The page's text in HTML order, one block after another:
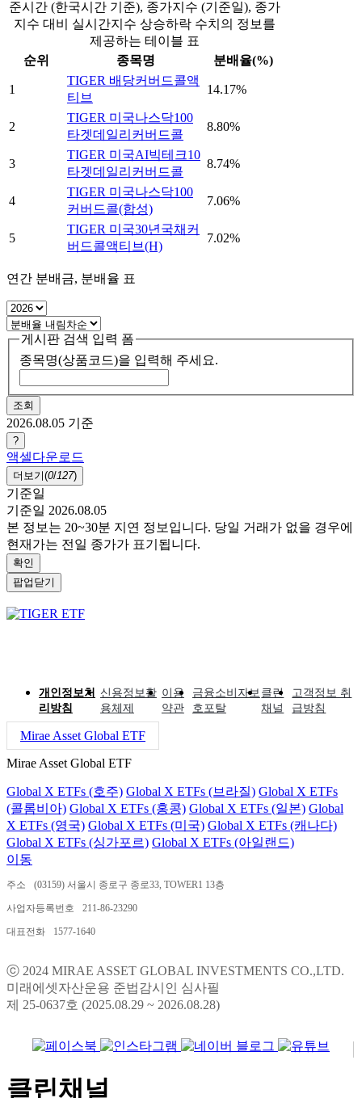
준시간 (한국시간 기준), 종가지수 (기준일), 종가
지수 대비 실시간지수 상승하락 수치의 정보를
제공하는 테이블 표
순위
종목명 분배율(%)
1
TIGER 배당커버드콜액
티브
14.17%
2
TIGER 미국나스닥100
타겟데일리커버드콜
8.80%
3
TIGER 미국AI빅테크10
타겟데일리커버드콜
8.74%
4
TIGER 미국나스닥100
커버드콜(합성)
7.06%
5
TIGER 미국30년국채커
버드콜액티브(H)
7.02%
연간 분배금, 분배율 표
게시판 검색 입력 폼
종목명(상품코드)을 입력해 주세요.
조회
2026.08.05 기준
?
액셀다운로드
더보기(0/127)
기준일
기준일 2026.08.05
본 정보는 20~30분 지연 정보입니다. 당일 거래가 없을 경우에
현재가는 전일 종가가 표기됩니다.
확인
팝업닫기
개인정보처
리방침
신용정보활
용체제
이용
약관
금융소비자보
호포탈
클린
채널
고객정보 취
급방침
Mirae Asset Global ETF
Mirae Asset Global ETF
Global X ETFs (호주) Global X ETFs (브라질) Global X ETFs
(콜롬비아) Global X ETFs (홍콩) Global X ETFs (일본) Global
X ETFs (영국) Global X ETFs (미국) Global X ETFs (캐나다)
Global X ETFs (싱가포르) Global X ETFs (아일랜드)
이동
주소 (03159) 서울시 종로구 종로33, TOWER1 13층
사업자등록번호 211-86-23290
대표전화 1577-1640
ⓒ 2024 MIRAE ASSET GLOBAL INVESTMENTS CO.,LTD.
미래에셋자산운용 준법감시인 심사필
제 25-0637호 (2025.08.29 ~ 2026.08.28)
클린채널